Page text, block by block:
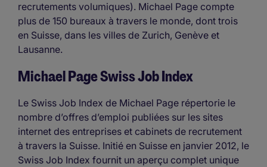
recrutements volumiques). Michael Page compte
plus de 150 bureaux à travers le monde, dont trois
en Suisse, dans les villes de Zurich, Genève et
Lausanne.
Michael Page Swiss Job Index
Le Swiss Job Index de Michael Page répertorie le
nombre d’offres d’emploi publiées sur les sites
internet des entreprises et cabinets de recrutement
à travers la Suisse. Initié en Suisse en janvier 2012, le
Swiss Job Index fournit un aperçu complet unique